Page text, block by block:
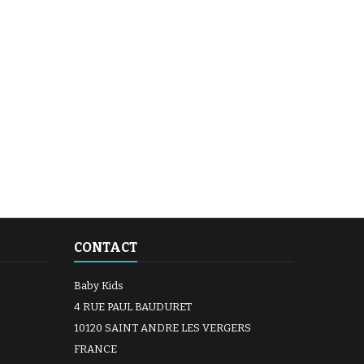
CONTACT
Baby Kids
4 RUE PAUL BAUDURET
10120 SAINT ANDRE LES VERGERS
FRANCE